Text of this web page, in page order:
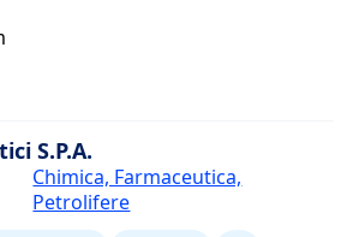
S.P.A.
Chimica, Farmaceutica,
Petrolifere